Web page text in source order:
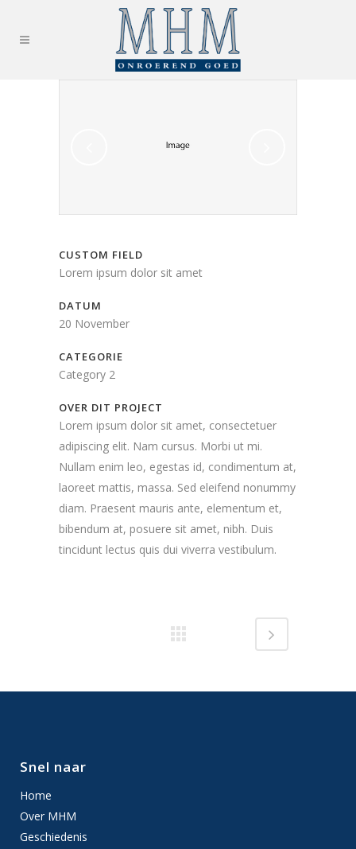
CUSTOM FIELD
Lorem ipsum dolor sit amet
DATUM
20 November
CATEGORIE
Category 2
OVER DIT PROJECT
Lorem ipsum dolor sit amet, consectetuer
adipiscing elit. Nam cursus. Morbi ut mi.
Nullam enim leo, egestas id, condimentum at,
laoreet mattis, massa. Sed eleifend nonummy
diam. Praesent mauris ante, elementum et,
bibendum at, posuere sit amet, nibh. Duis
tincidunt lectus quis dui viverra vestibulum.
Snel naar
Home
Over MHM
Geschiedenis